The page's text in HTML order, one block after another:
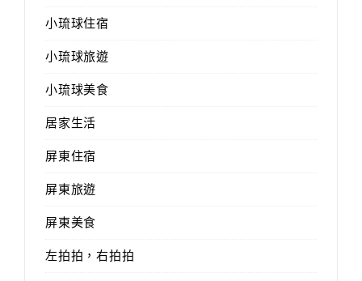
小琉球住宿
小琉球旅遊
小琉球美食
居家生活
屏東住宿
屏東旅遊
屏東美食
左拍拍，右拍拍